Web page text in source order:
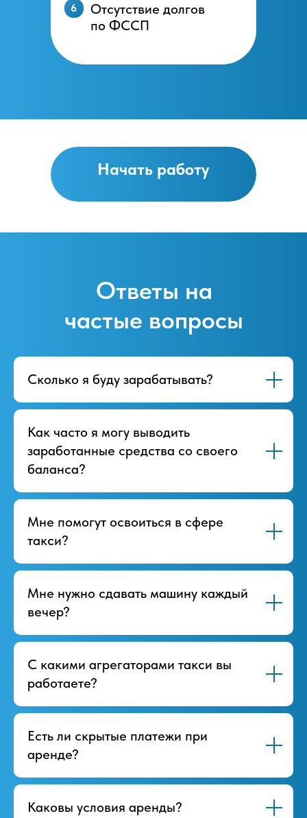
Отсутствие долгов
по ФССП
6
Начать работу
Ответы на
частые вопросы
Сколько я буду зарабатывать?
Как часто я могу выводить
заработанные средства со своего
баланса?
Мне помогут освоиться в сфере
такси?
Мне нужно сдавать машину каждый
вечер?
С какими агрегаторами такси вы
работаете?
Есть ли скрытые платежи при
аренде?
Каковы условия аренды?